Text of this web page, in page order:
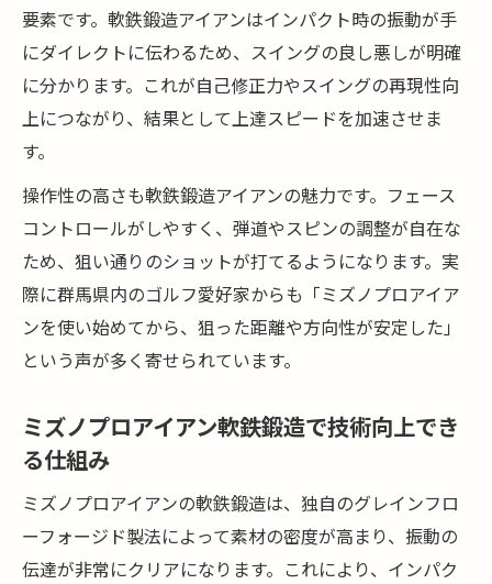
要素です。軟鉄鍛造アイアンはインパクト時の振動が手
にダイレクトに伝わるため、スイングの良し悪しが明確
に分かります。これが自己修正力やスイングの再現性向
上につながり、結果として上達スピードを加速させま
す。
操作性の高さも軟鉄鍛造アイアンの魅力です。フェース
コントロールがしやすく、弾道やスピンの調整が自在な
ため、狙い通りのショットが打てるようになります。実
際に群馬県内のゴルフ愛好家からも「ミズノプロアイア
ンを使い始めてから、狙った距離や方向性が安定した」
という声が多く寄せられています。
ミズノプロアイアン軟鉄鍛造で技術向上でき
る仕組み
ミズノプロアイアンの軟鉄鍛造は、独自のグレインフロ
ーフォージド製法によって素材の密度が高まり、振動の
伝達が非常にクリアになります。これにより、インパク